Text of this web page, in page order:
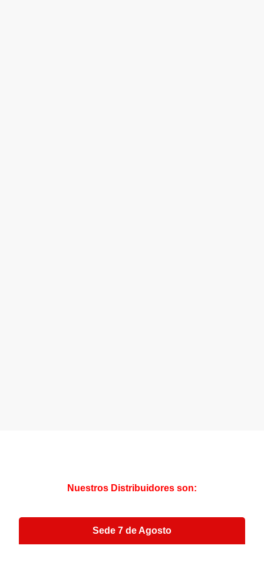
Nuestros Distribuidores son:
Sede 7 de Agosto